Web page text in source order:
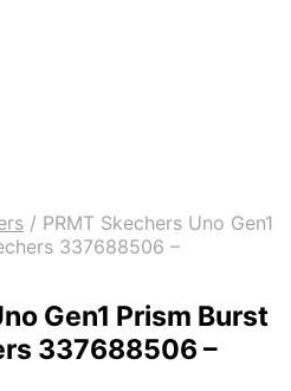
/ PRMT Skechers Uno Gen1
337688506 –
Gen1 Prism Burst
337688506 –